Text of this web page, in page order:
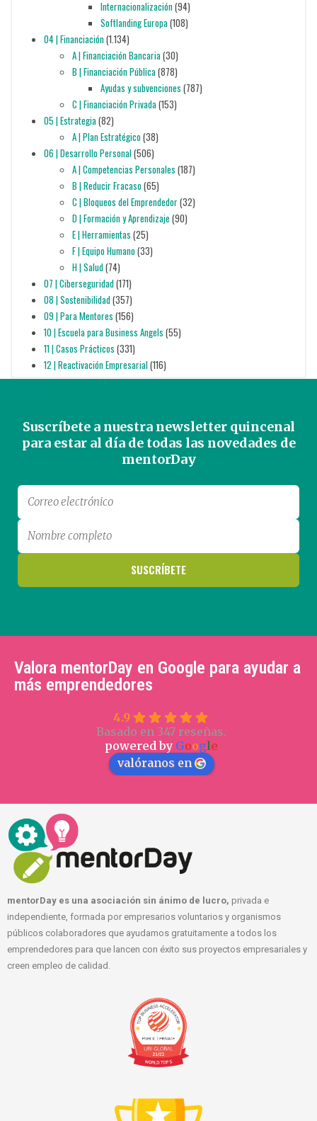
Internacionalización(94)
Softlanding Europa(108)
04 | Financiación(1.134)
A | Financiación Bancaria(30)
B | Financiación Pública(878)
Ayudas y subvenciones (787)
C | Financiación Privada(153)
05 | Estrategia(82)
A | Plan Estratégico(38)
06 | Desarrollo Personal(506)
A | Competencias Personales (187)
B | Reducir Fracaso(65)
C | Bloqueos del Emprendedor(32)
D | Formación y Aprendizaje (90)
E | Herramientas (25)
F | Equipo Humano(33)
H | Salud(74)
07 | Ciberseguridad(171)
08 | Sostenibilidad(357)
09 | Para Mentores (156)
10 | Escuela para Business Angels (55)
11 | Casos Prácticos (331)
12 | Reactivación Empresarial(116)
Suscríbete a nuestra newsletter quincenal
para estar al día de todas las novedades de
mentorDay
Valora mentorDay en Google para ayudar a
más emprendedores
4.9
Basado en 347 reseñas.
powered by Google
valóranos en
mentorDay es una asociación sin ánimo de lucro, privada e
independiente, formada por empresarios voluntarios y organismos
públicos colaboradores que ayudamos gratuitamente a todos los
emprendedores para que lancen con éxito sus proyectos empresariales y
creen empleo de calidad.